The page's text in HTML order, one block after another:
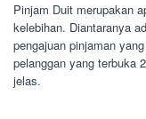
Pinjam Duit merupakan
kelebihan. Diantaranya
pengajuan pinjaman
pelanggan yang terbuka
jelas.